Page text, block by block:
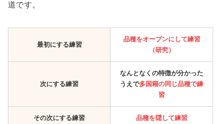
道です。
最初にする練習
品種をオープンにして練習
（研究）
次にする練習
なんとなくの特徴が分かった
うえで多国籍の同じ品種で練
習
その次にする練習 品種を隠して練習